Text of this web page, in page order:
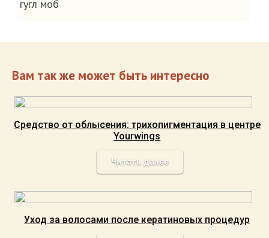
гугл моб
Вам так же может быть интересно
Средство от облысения: трихопигментация в центре
Yourwings
Читать далее
Уход за волосами после кератиновых процедур